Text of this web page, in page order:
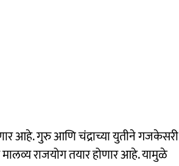
आहे. गुरु आणि चंद्राच्या युतीने गजकेसरी
राजयोग तयार होणार आहे. यामुळे